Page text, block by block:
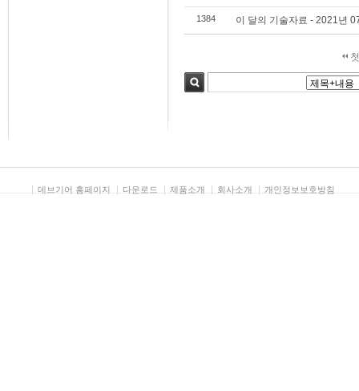
1384 이 달의 기술자료 - 2021년
데브기어 홈페이지 다운로드 제품소개 회사소개 개인정보보호방침